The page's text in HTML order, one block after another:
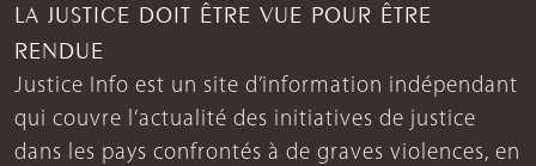
LA JUSTICE DOIT ÊTRE VUE POUR ÊTRE
RENDUE
Justice Info est un site d’information indépendant
qui couvre l’actualité des initiatives de justice
dans les pays confrontés à de graves violences, en